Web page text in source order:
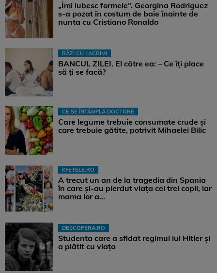
„Îmi iubesc formele”. Georgina Rodriguez
s-a pozat în costum de baie înainte de
nunta cu Cristiano Ronaldo
RÂZI CU LACRIMI
BANCUL ZILEI. El către ea: – Ce îți place
să ți se facă?
CE SE ÎNTÂMPLĂ DOCTORE
Care legume trebuie consumate crude și
care trebuie gătite, potrivit Mihaelei Bilic
KFETELE.RO
A trecut un an de la tragedia din Spania
în care și-au pierdut viața cei trei copii, iar
mama lor a…
DESCOPERA.RO
Studenta care a sfidat regimul lui Hitler și
a plătit cu viața